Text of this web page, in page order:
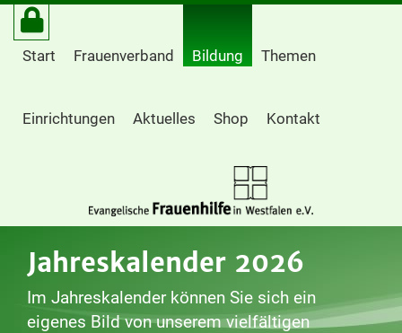
Start Frauenverband Bildung Themen
Einrichtungen Aktuelles Shop Kontakt
Jahreskalender 2026
Im Jahreskalender können Sie sich ein
eigenes Bild von unserem vielfältigen